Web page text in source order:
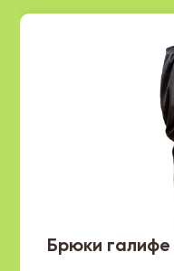
Брюки галифе